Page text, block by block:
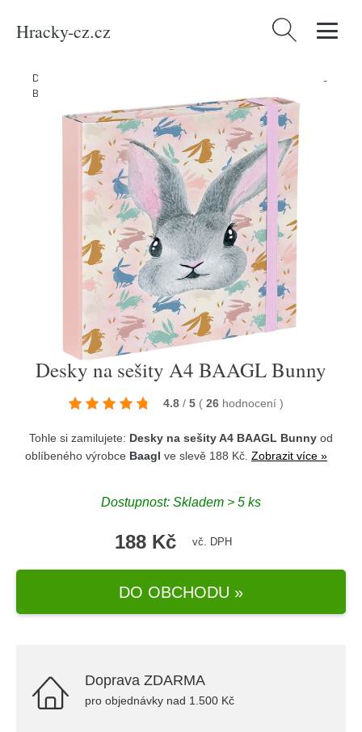
Hracky-cz.cz Vyhledávání
Domů
Desky na sešity A4 BAAGL
Bunny
Desky na sešity A4 BAAGL Bunny
4.8 / 5 ( 26 hodnocení )
Tohle si zamilujete: Desky na sešity A4 BAAGL Bunny od
oblíbeného výrobce Baagl ve slevě 188 Kč. Zobrazit více »
Dostupnost: Skladem > 5 ks
188 Kč vč. DPH
DO OBCHODU »
Doprava ZDARMA
pro objednávky nad 1.500 Kč